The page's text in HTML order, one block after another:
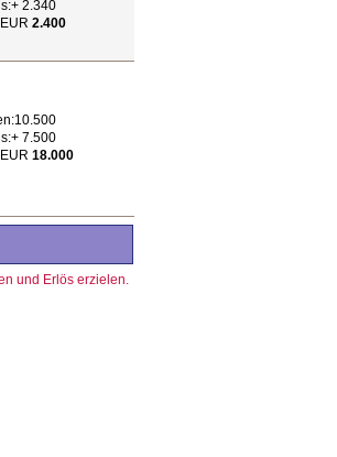
+ 2.340
EUR2.400
10.500
+ 7.500
EUR18.000